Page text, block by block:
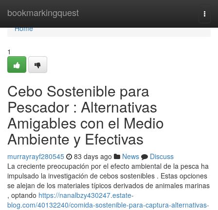
bookmarkingquest
Home
Home
1
Cebo Sostenible para
Pescador : Alternativas
Amigables con el Medio
Ambiente y Efectivas
murrayrayf280545 83 days ago News
Discuss
La creciente preocupación por el efecto ambiental de la pesca ha
impulsado la investigación de cebos sostenibles . Estas opciones
se alejan de los materiales típicos derivados de animales marinas
, optando https://nanalbzy430247.estate-
blog.com/40132240/comida-sostenible-para-captura-alternativas-